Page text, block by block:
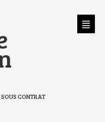
SOUS CONTRAT